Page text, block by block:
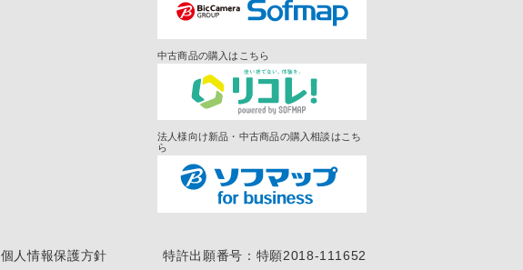
中古商品の購入はこちら
法人様向け新品・中古商品の購入相談はこち
ら
個人情報保護方針 特許出願番号：特願2018-111652